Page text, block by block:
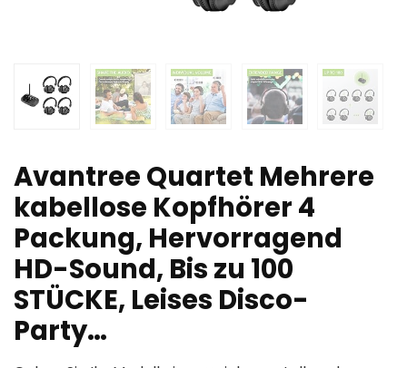
Avantree Quartet Mehrere
kabellose Kopfhörer 4
Packung, Hervorragend
HD-Sound, Bis zu 100
STÜCKE, Leises Disco-
Party…